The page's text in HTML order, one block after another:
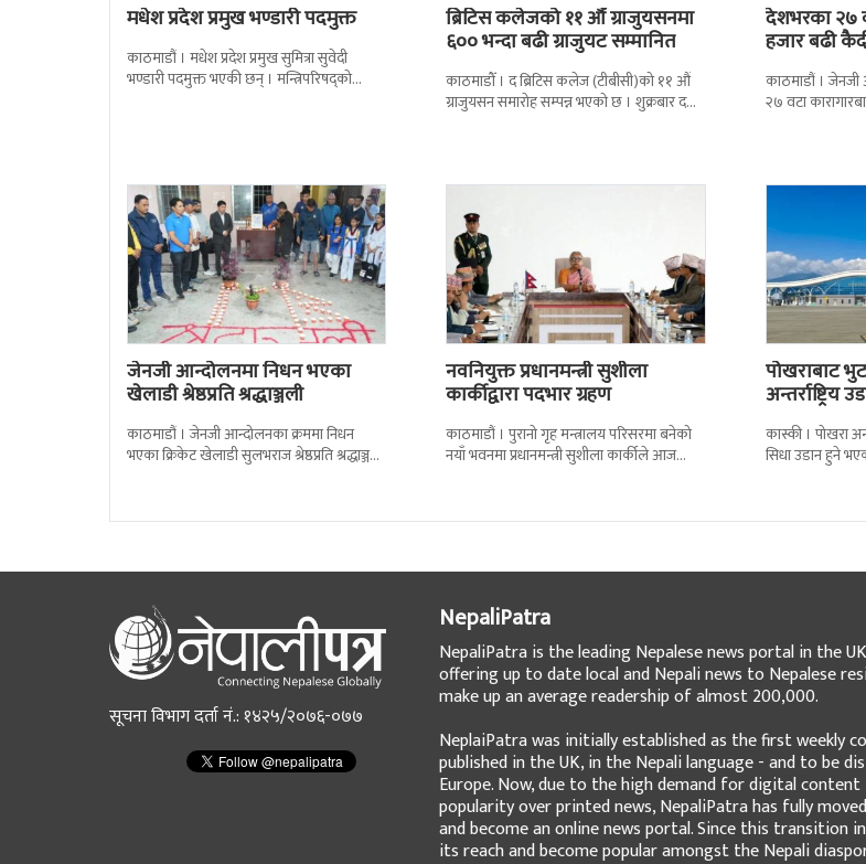
मधेश प्रदेश प्रमुख भण्डारी पदमुक्त
काठमाडौं । मधेश प्रदेश प्रमुख सुमित्रा सुवेदी
भण्डारी पदमुक्त भएकी छन् । मन्त्रिपरिषद्को
ब्रिटिस कलेजको ११ औँ ग्राजुयसनमा
६०० भन्दा बढी ग्राजुयट सम्मानित
काठमाडौँ । द ब्रिटिस कलेज (टीबीसी)को ११ औं
ग्राजुयसन समारोह सम्पन्न भएको छ । शुक्रबार द
देशभरका २७
हजार बढी
काठमाडौं ।
२७ वटा
जेनजी आन्दोलनमा निधन भएका
खेलाडी श्रेष्ठप्रति श्रद्धाञ्जली
काठमाडौं । जेनजी आन्दोलनका क्रममा निधन
भएका क्रिकेट खेलाडी सुलभराज श्रेष्ठप्रति श्रद्धाञ्जली
नवनियुक्त प्रधानमन्त्री सुशीला
कार्कीद्वारा पदभार ग्रहण
काठमाडौं । पुरानो गृह मन्त्रालय परिसरमा बनेको
नयाँ भवनमा प्रधानमन्त्री सुशीला कार्कीले आज
पोखराबाट
अन्तर्राष्ट्रिय
कास्की । पोखरा
सिधा उडान हुने
सूचना विभाग दर्ता नं.: १४२५/२०७६-०७७
NepaliPatra
NepaliPatra is the leading Nepalese news portal in the
offering up to date local and Nepali news to Nepalese
make up an average readership of almost 200,000.
NeplaiPatra was initially established as the first weekly
published in the UK, in the Nepali language - and to be
Europe. Now, due to the high demand for digital
popularity over printed news, NepaliPatra has fully
and become an online news portal. Since this transition
its reach and become popular amongst the Nepali